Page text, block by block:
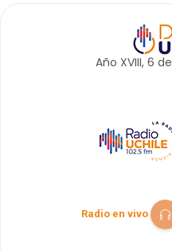
Año XVIII, 6 de
Radio en vivo